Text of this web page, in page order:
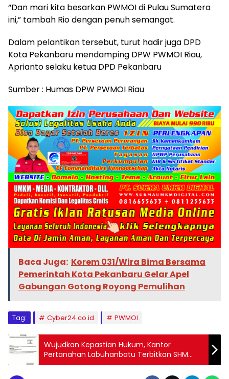
“Dan mari kita besarkan PWMOI di Pulau Sumatera
ini,” tambah Rio dengan penuh semangat.
Dalam pelantikan tersebut, turut hadir juga DPD
Kota Pekanbaru mendamping DPW PWMOI Riau,
Aprianto selaku ketua DPD Pekanbaru
Sumber : Humas DPW PWMOI Riau
Baca Juga: Korem 031/Wira Bima Bersama
Pemerintah Kota Pekanbaru Gelar Apel
Gabungan Gotong Royong Pemulihan
Tag: Cyber24.co.id PWMOI
Wujudkan Kepastian Hukum, Kantor
Pertanahan Labuhanbatu Terbitkan SHM
Warga di Kelurahan Binaraga